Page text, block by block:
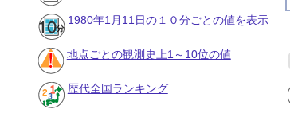
1980年1月11日の１０分ごとの値を表示
地点ごとの観測史上1～10位の値
歴代全国ランキング